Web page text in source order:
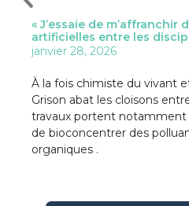
« J’essaie de m’affranchir
artificielles entre les
janvier 28, 2026
À la fois chimiste du vivant
Grison abat les cloisons
travaux portent notamment
de bioconcentrer des
organiques .